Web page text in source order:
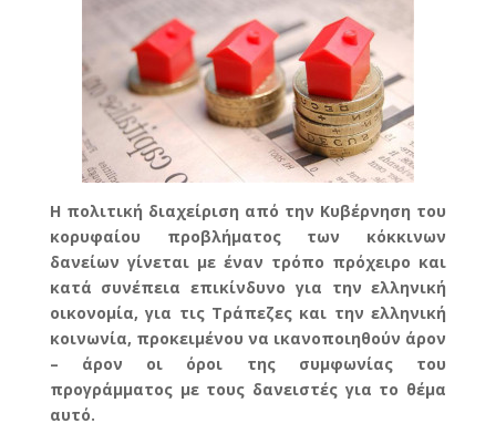
Η πολιτική διαχείριση από την Κυβέρνηση του
κορυφαίου προβλήματος των κόκκινων
δανείων γίνεται με έναν τρόπο πρόχειρο και
κατά συνέπεια επικίνδυνο για την ελληνική
οικονομία, για τις Τράπεζες και την ελληνική
κοινωνία, προκειμένου να ικανοποιηθούν άρον
– άρον οι όροι της συμφωνίας του
προγράμματος με τους δανειστές για το θέμα
αυτό.